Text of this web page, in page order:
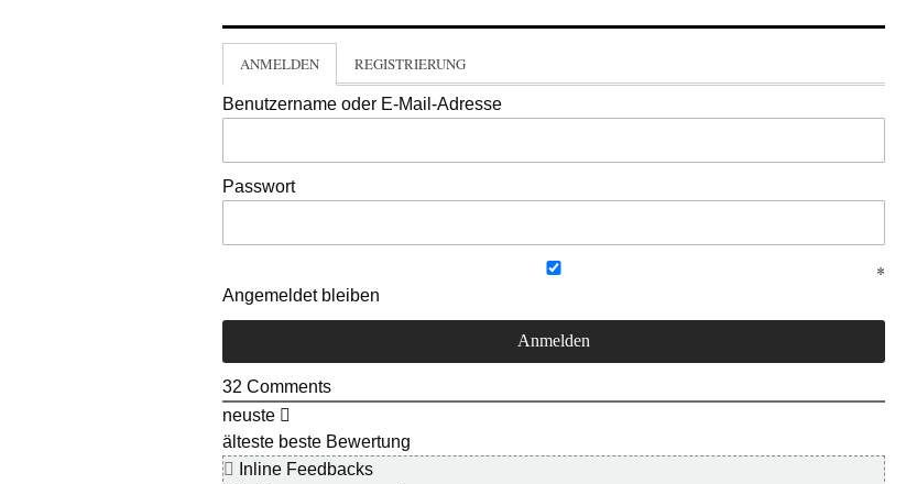
ANMELDEN REGISTRIERUNG
Benutzername oder E-Mail-Adresse
Passwort
Angemeldet bleiben
32 Comments
neuste
älteste beste Bewertung
Inline Feedbacks